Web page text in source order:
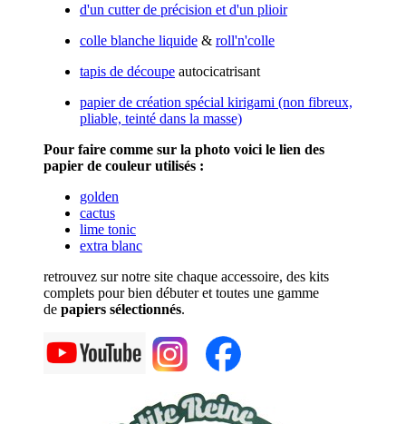
d'un cutter de précision et d'un plioir
colle blanche liquide & roll'n'colle
tapis de découpe autocicatrisant
papier de création spécial kirigami (non fibreux,
pliable, teinté dans la masse)
Pour faire comme sur la photo voici le lien des
papier de couleur utilisés :
golden
cactus
lime tonic
extra blanc
retrouvez sur notre site chaque accessoire, des kits
complets pour bien débuter et toutes une gamme
de papiers sélectionnés.